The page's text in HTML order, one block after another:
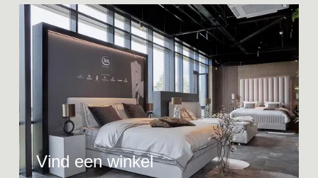
Vind een winkel